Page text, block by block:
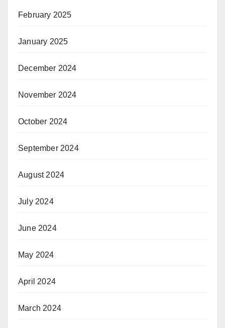
February 2025
January 2025
December 2024
November 2024
October 2024
September 2024
August 2024
July 2024
June 2024
May 2024
April 2024
March 2024